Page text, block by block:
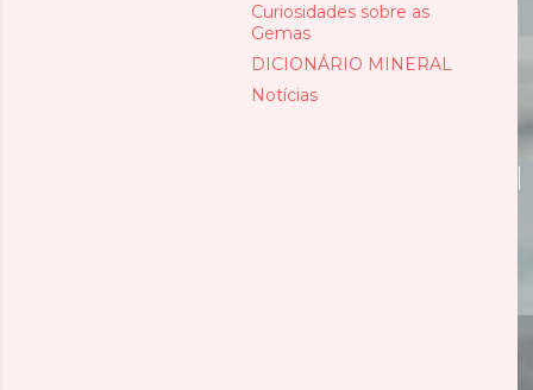
Curiosidades sobre as
Gemas
DICIONÁRIO MINERAL
Notícias